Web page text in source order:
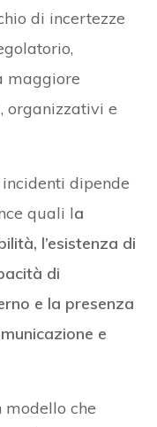
di incertezze
maggiore
organizzativi e
dipende
quali la
l’esistenza di
di
e la presenza
e
modello che